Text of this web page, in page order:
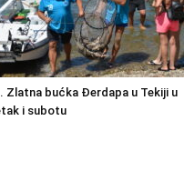
Zlatna bućka Đerdapa u Tekiji u
i subotu